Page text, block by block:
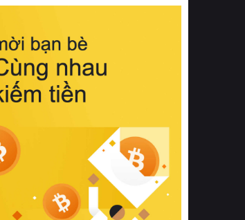
này, bạn sẽ cảm nhận rõ rệt sự khác
hồi chuẩn xác của phần đệm nâng đỡ
cột sống.
Bên cạnh đó, việc lựa chọn các dòng
sản phẩm đạt chuẩn chất lượng quốc
tế còn giúp ngăn ngừa tình trạng kích
khuẩn và nấm mốc trong điều kiện
thời tiết nóng ẩm. Bạn có thể tìm hiểu
thêm các nghiên cứu khoa học về tác
động của giấc ngủ và môi trường
phòng ngủ đối với sức khỏe con
người tại Sleep Foundation (External
Link) để có cái nhìn toàn diện hơn.